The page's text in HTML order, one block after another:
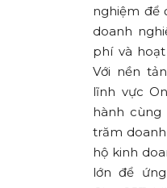
nghiệm để
doanh
phí và
Với nền
lĩnh vực
hành cùng
trăm
hộ kinh
lớn để